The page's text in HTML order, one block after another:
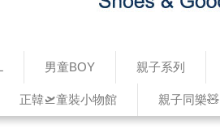
男童BOY 親子系列
正韓🛫童裝小物館 親子同樂🧸